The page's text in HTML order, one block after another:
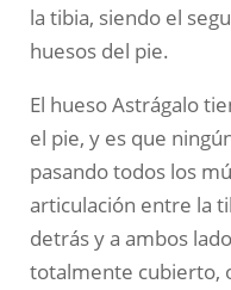
la tibia, siendo el
huesos del pie.
El hueso Astrágalo
el pie, y es que
pasando todos los
articulación entre la
detrás y a ambos
totalmente cubierto,